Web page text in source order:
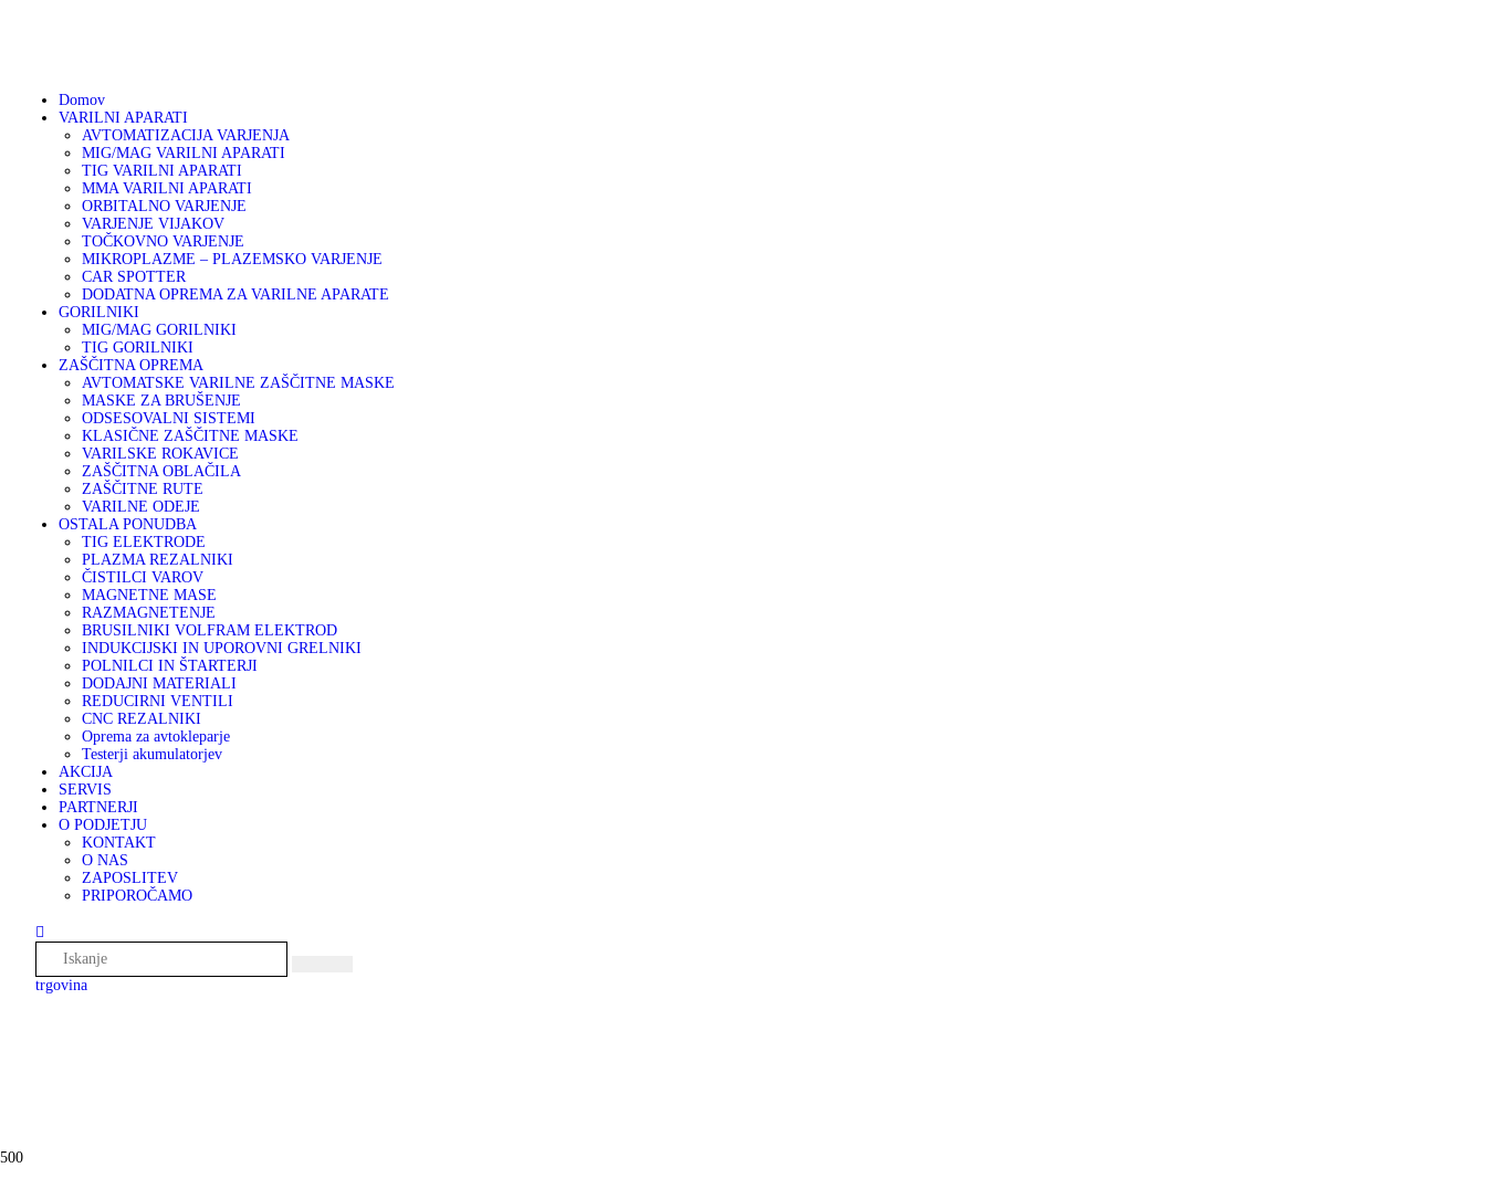
Domov
VARILNI APARATI
AVTOMATIZACIJA VARJENJA
MIG/MAG VARILNI APARATI
TIG VARILNI APARATI
MMA VARILNI APARATI
ORBITALNO VARJENJE
VARJENJE VIJAKOV
TOČKOVNO VARJENJE
MIKROPLAZME – PLAZEMSKO VARJENJE
CAR SPOTTER
DODATNA OPREMA ZA VARILNE APARATE
GORILNIKI
MIG/MAG GORILNIKI
TIG GORILNIKI
ZAŠČITNA OPREMA
AVTOMATSKE VARILNE ZAŠČITNE MASKE
MASKE ZA BRUŠENJE
ODSESOVALNI SISTEMI
KLASIČNE ZAŠČITNE MASKE
VARILSKE ROKAVICE
ZAŠČITNA OBLAČILA
ZAŠČITNE RUTE
VARILNE ODEJE
OSTALA PONUDBA
TIG ELEKTRODE
PLAZMA REZALNIKI
ČISTILCI VAROV
MAGNETNE MASE
RAZMAGNETENJE
BRUSILNIKI VOLFRAM ELEKTROD
INDUKCIJSKI IN UPOROVNI GRELNIKI
POLNILCI IN ŠTARTERJI
DODAJNI MATERIALI
REDUCIRNI VENTILI
CNC REZALNIKI
Oprema za avtokleparje
Testerji akumulatorjev
AKCIJA
SERVIS
PARTNERJI
O PODJETJU
KONTAKT
O NAS
ZAPOSLITEV
PRIPOROČAMO
trgovina
500